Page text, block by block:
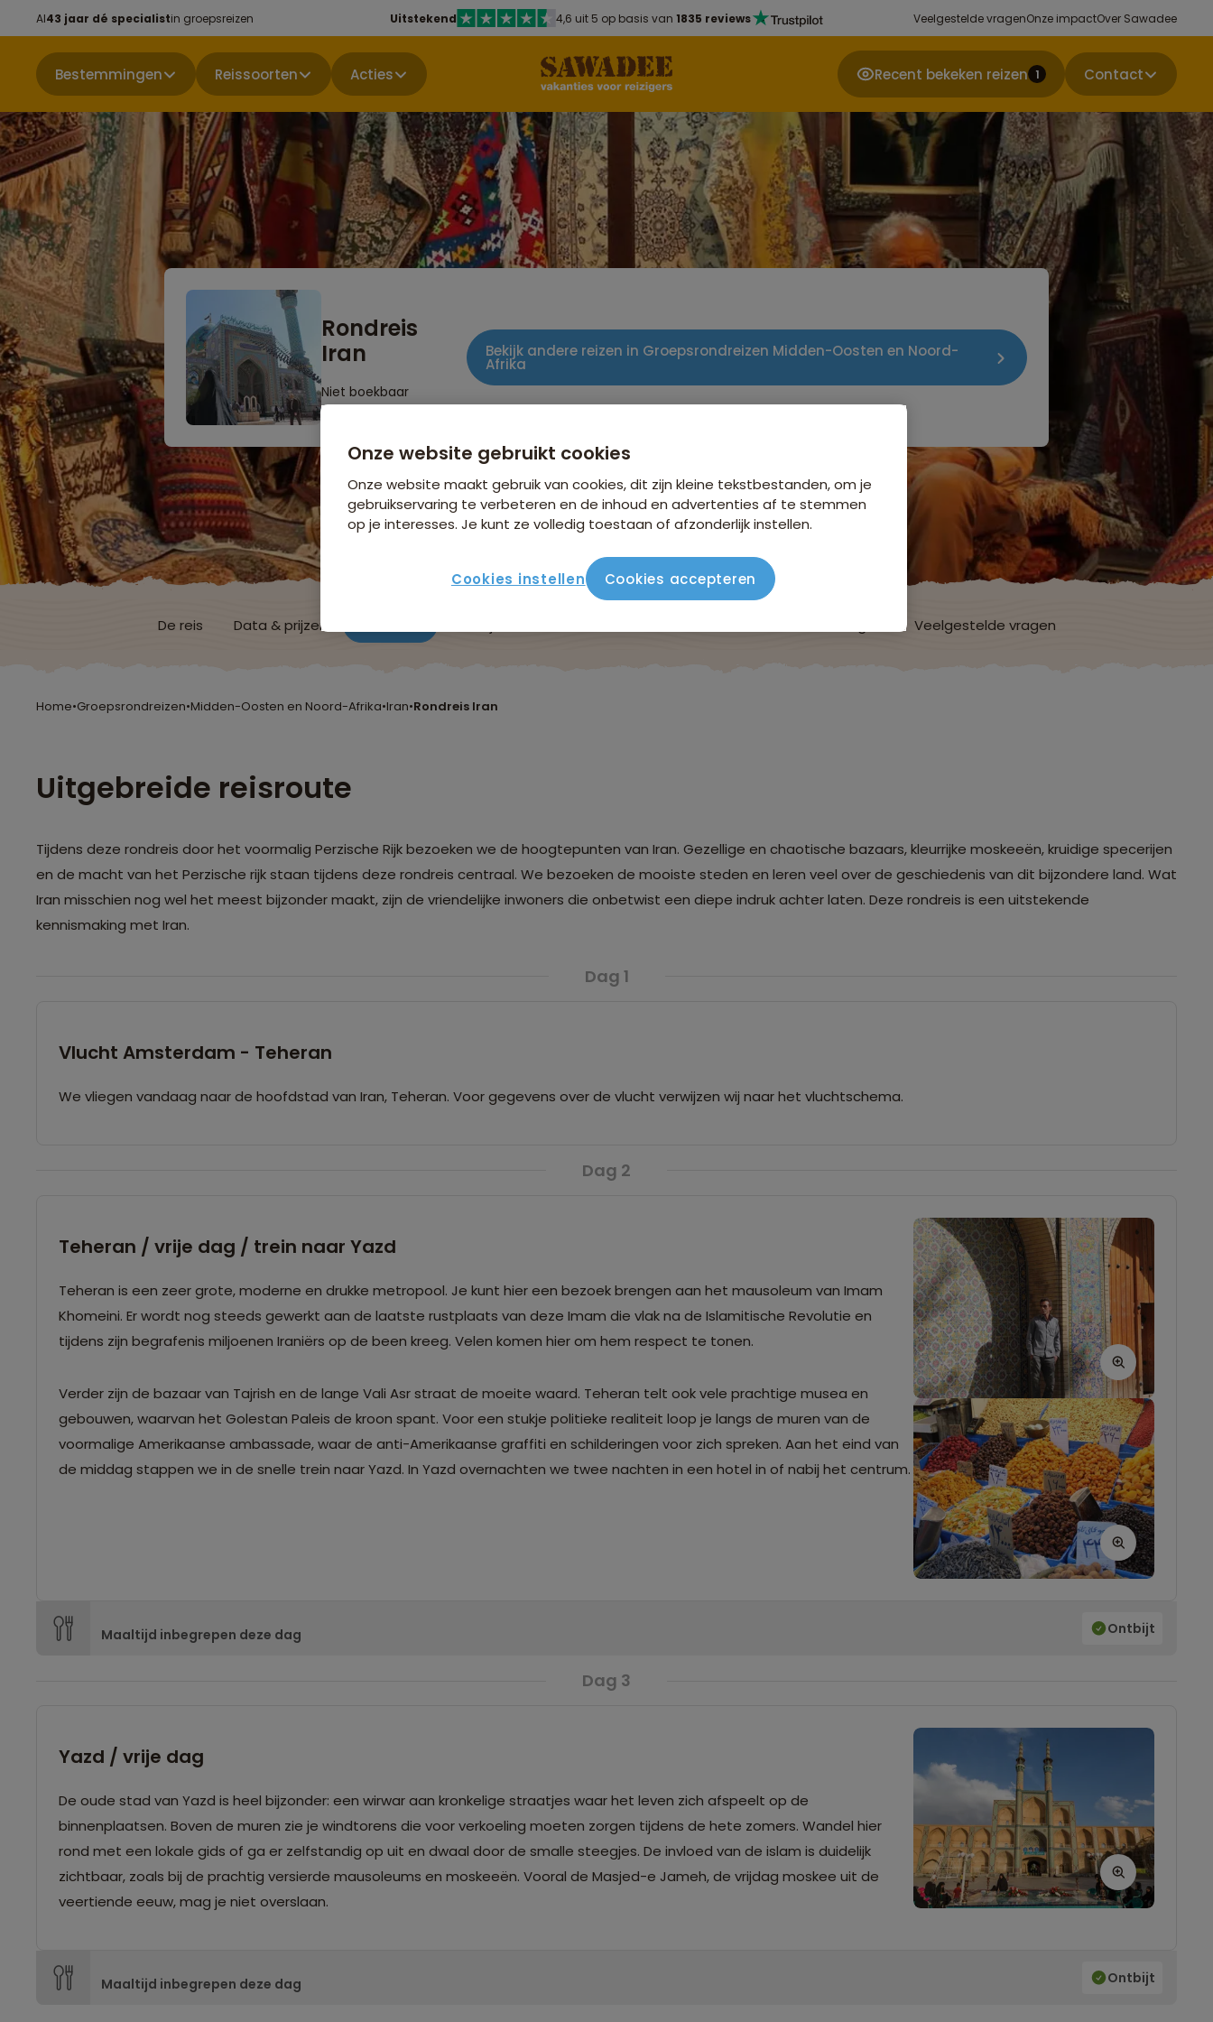
Al43 jaar dé specialistin groepsreizen Uitstekend 4,6 uit 5 op basis van 1835 reviews Veelgestelde vragenOnze impactOver Sawadee
Bestemmingen Reissoorten Acties Recent bekeken reizen 1 Contact
Rondreis
Iran
Niet boekbaar
Bekijk andere reizen in Groepsrondreizen Midden-Oosten en Noord-
Afrika
De reis Data & prijzen Veelgestelde vragen
Home•Groepsrondreizen•Midden-Oosten en Noord-Afrika•Iran•Rondreis Iran
Uitgebreide reisroute
Tijdens deze rondreis door het voormalig Perzische Rijk bezoeken we de hoogtepunten van Iran. Gezellige en chaotische bazaars, kleurrijke moskeeën, kruidige specerijen
en de macht van het Perzische rijk staan tijdens deze rondreis centraal. We bezoeken de mooiste steden en leren veel over de geschiedenis van dit bijzondere land. Wat
Iran misschien nog wel het meest bijzonder maakt, zijn de vriendelijke inwoners die onbetwist een diepe indruk achter laten. Deze rondreis is een uitstekende
kennismaking met Iran.
Dag 1
Vlucht Amsterdam - Teheran
We vliegen vandaag naar de hoofdstad van Iran, Teheran. Voor gegevens over de vlucht verwijzen wij naar het vluchtschema.
Dag 2
Teheran / vrije dag / trein naar Yazd
Teheran is een zeer grote, moderne en drukke metropool. Je kunt hier een bezoek brengen aan het mausoleum van Imam
Khomeini. Er wordt nog steeds gewerkt aan de laatste rustplaats van deze Imam die vlak na de Islamitische Revolutie en
tijdens zijn begrafenis miljoenen Iraniërs op de been kreeg. Velen komen hier om hem respect te tonen.
Verder zijn de bazaar van Tajrish en de lange Vali Asr straat de moeite waard. Teheran telt ook vele prachtige musea en
gebouwen, waarvan het Golestan Paleis de kroon spant. Voor een stukje politieke realiteit loop je langs de muren van de
voormalige Amerikaanse ambassade, waar de anti-Amerikaanse graffiti en schilderingen voor zich spreken. Aan het eind van
de middag stappen we in de snelle trein naar Yazd. In Yazd overnachten we twee nachten in een hotel in of nabij het centrum.
Maaltijd inbegrepen deze dag Ontbijt
Dag 3
Yazd / vrije dag
De oude stad van Yazd is heel bijzonder: een wirwar aan kronkelige straatjes waar het leven zich afspeelt op de
binnenplaatsen. Boven de muren zie je windtorens die voor verkoeling moeten zorgen tijdens de hete zomers. Wandel hier
rond met een lokale gids of ga er zelfstandig op uit en dwaal door de smalle steegjes. De invloed van de islam is duidelijk
zichtbaar, zoals bij de prachtig versierde mausoleums en moskeeën. Vooral de Masjed-e Jameh, de vrijdag moskee uit de
veertiende eeuw, mag je niet overslaan.
Maaltijd inbegrepen deze dag Ontbijt
Onze website gebruikt cookies
Onze website maakt gebruik van cookies, dit zijn kleine tekstbestanden, om je
gebruikservaring te verbeteren en de inhoud en advertenties af te stemmen
op je interesses. Je kunt ze volledig toestaan of afzonderlijk instellen.
Cookies instellen Cookies accepteren